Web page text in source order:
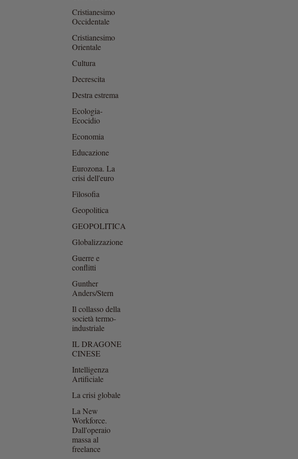
Cristianesimo
Occidentale
Cristianesimo
Orientale
Cultura
Decrescita
Destra estrema
Ecologia-
Ecocidio
Economia
Educazione
Eurozona. La
crisi dell'euro
Filosofia
Geopolitica
GEOPOLITICA
Globalizzazione
Guerre e
conflitti
Gunther
Anders/Stern
Il collasso della
società termo-
industriale
IL DRAGONE
CINESE
Intelligenza
Artificiale
La crisi globale
La New
Workforce.
Dall'operaio
massa al
freelance